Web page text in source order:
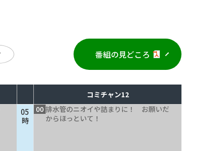
番組の見どころ
コミチャン12
05
時
00 排水管のニオイや詰まりに！ お願いだ
からほっといて！